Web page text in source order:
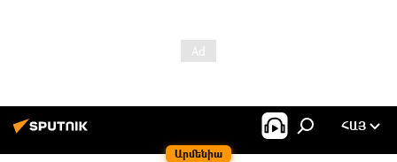
Արմենիա
ՀԱՅ